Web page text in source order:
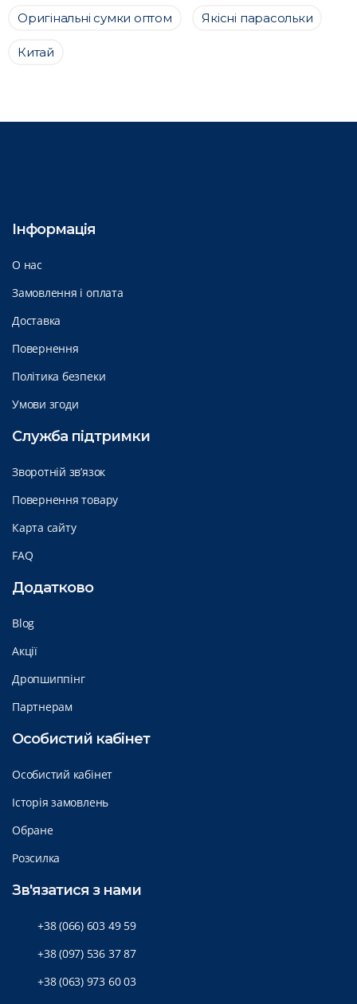
Оригінальні сумки оптом Якісні парасольки
Китай
Інформація
О нас
Замовлення і оплата
Доставка
Повернення
Політика безпеки
Умови згоди
Служба підтримки
Зворотній зв’язок
Повернення товару
Карта сайту
FAQ
Додатково
Blog
Акції
Дропшиппінг
Партнерам
Особистий кабінет
Особистий кабінет
Історія замовлень
Обране
Розсилка
Зв'язатися з нами
+38 (066) 603 49 59
+38 (097) 536 37 87
+38 (063) 973 60 03